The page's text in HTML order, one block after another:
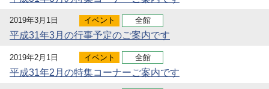
2019年3月1日 イベント 全館
平成31年3月の行事予定のご案内です
2019年2月1日 イベント 全館
平成31年2月の特集コーナーご案内です